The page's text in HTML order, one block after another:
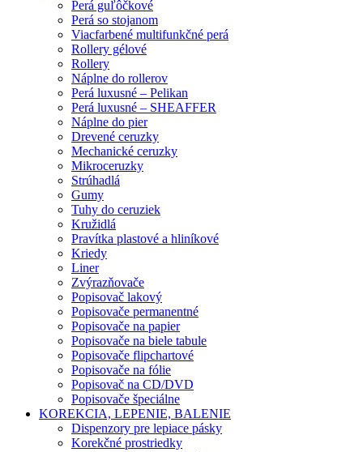
Perá guľôčkové
Perá so stojanom
Viacfarbené multifunkčné perá
Rollery gélové
Rollery
Náplne do rollerov
Perá luxusné – Pelikan
Perá luxusné – SHEAFFER
Náplne do pier
Drevené ceruzky
Mechanické ceruzky
Mikroceruzky
Strúhadlá
Gumy
Tuhy do ceruziek
Kružidlá
Pravítka plastové a hliníkové
Kriedy
Liner
Zvýrazňovače
Popisovač lakový
Popisovače permanentné
Popisovače na papier
Popisovače na biele tabule
Popisovače flipchartové
Popisovače na fólie
Popisovač na CD/DVD
Popisovače špeciálne
KOREKCIA, LEPENIE, BALENIE
Dispenzory pre lepiace pásky
Korekčné prostriedky